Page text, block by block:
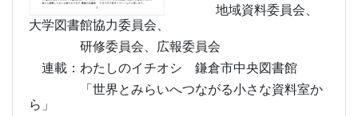
地域資料委員会、
大学図書館協力委員会、
研修委員会、広報委員会
連載：わたしのイチオシ 鎌倉市中央図書館
「世界とみらいへつながる小さな資料室か
ら」